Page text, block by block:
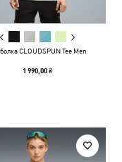
CLOUDSPUN Tee Men
1 990,00 ₴